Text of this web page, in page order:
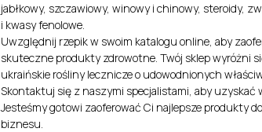
jabłkowy, szczawiowy, winowy i chinowy, steroidy,
i kwasy fenolowe.
Uwzględnij rzepik w swoim katalogu online, aby
skuteczne produkty zdrowotne. Twój sklep wyróżni
ukraińskie rośliny lecznicze o udowodnionych
Skontaktuj się z naszymi specjalistami, aby uzyskać
Jesteśmy gotowi zaoferować Ci najlepsze produkty
biznesu.